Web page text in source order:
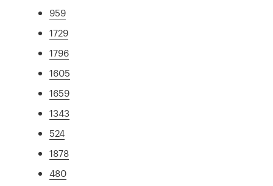
959
1729
1796
1605
1659
1343
524
1878
480